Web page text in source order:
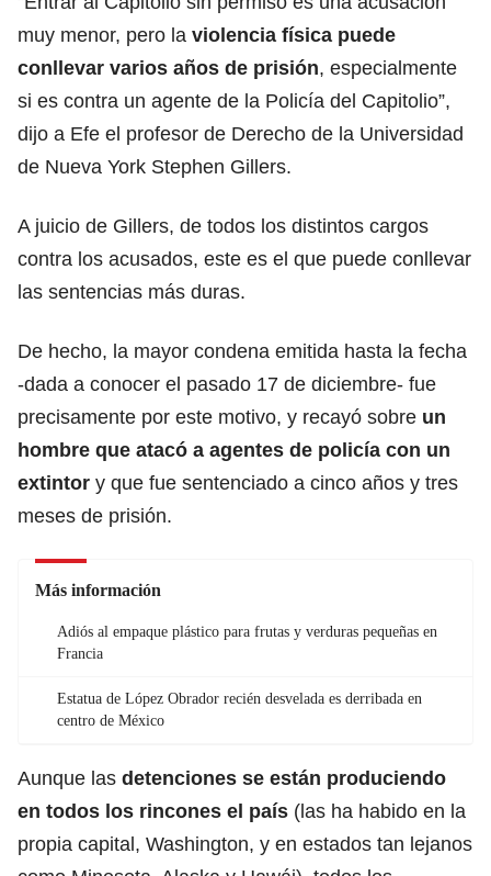
muy menor, pero la violencia física puede
conllevar varios años de prisión, especialmente
si es contra un agente de la Policía del Capitolio”,
dijo a Efe el profesor de Derecho de la Universidad
de Nueva York Stephen Gillers.
A juicio de Gillers, de todos los distintos cargos
contra los acusados, este es el que puede conllevar
las sentencias más duras.
De hecho, la mayor condena emitida hasta la fecha
-dada a conocer el pasado 17 de diciembre- fue
precisamente por este motivo, y recayó sobre un
hombre que atacó a agentes de policía con un
extintor y que fue sentenciado a cinco años y tres
meses de prisión.
Más información
Adiós al empaque plástico para frutas y verduras pequeñas en
Francia
Estatua de López Obrador recién desvelada es derribada en
centro de México
Aunque las detenciones se están produciendo
en todos los rincones el país (las ha habido en la
propia capital, Washington, y en estados tan lejanos